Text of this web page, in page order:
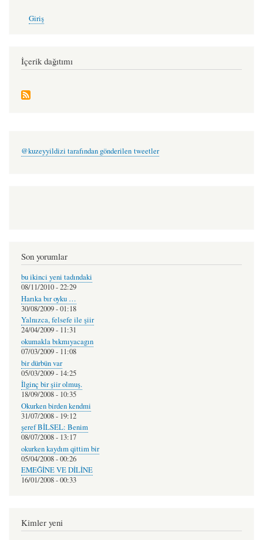
account
Giriş
İçerik dağıtımı
@kuzeyyildizi tarafından gönderilen tweetler
Son yorumlar
bu ikinci yeni tadındaki
08/11/2010 - 22:29
Harıka bır oyku …
30/08/2009 - 01:18
Yalnızca, felsefe ile şiir
24/04/2009 - 11:31
okumakla bıkmıyacagın
07/03/2009 - 11:08
bir dürbün var
05/03/2009 - 14:25
İlginç bir şiir olmuş.
18/09/2008 - 10:35
Okurken birden kendmi
31/07/2008 - 19:12
şeref BİLSEL: Benim
08/07/2008 - 13:17
okurken kaydım qittim bir
05/04/2008 - 00:26
EMEĞİNE VE DİLİNE
16/01/2008 - 00:33
Kimler yeni